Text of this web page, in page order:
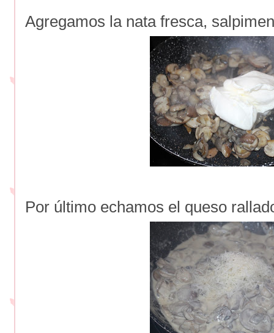
Agregamos la nata fresca,
Por último echamos el queso